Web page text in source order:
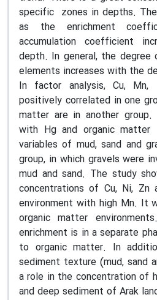
specific zones in depths.
as the enrichment
accumulation coefficient
depth. In general, the
elements increases with the
In factor analysis, Cu,
positively correlated in one
matter are in another
with Hg and organic matter
variables of mud, sand and
group, in which gravels were
mud and sand. The study
concentrations of Cu, Ni, Zn
environment with high Mn. It
organic matter
enrichment is in a separate
to organic matter. In
sediment texture (mud, sand
a role in the concentration of
and deep sediment of Arak